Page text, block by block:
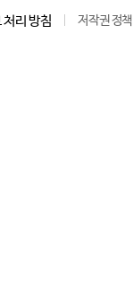
처리 방침 저작권 정책